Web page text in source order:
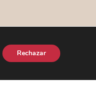
Rechazar